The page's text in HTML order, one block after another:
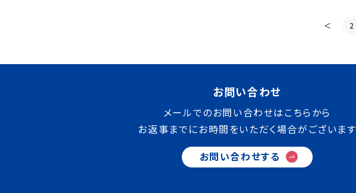
＜ 2
お問い合わせ
メールでのお問い合わせはこちらから
お返事までにお時間をいただく場合がございます
お問い合わせする